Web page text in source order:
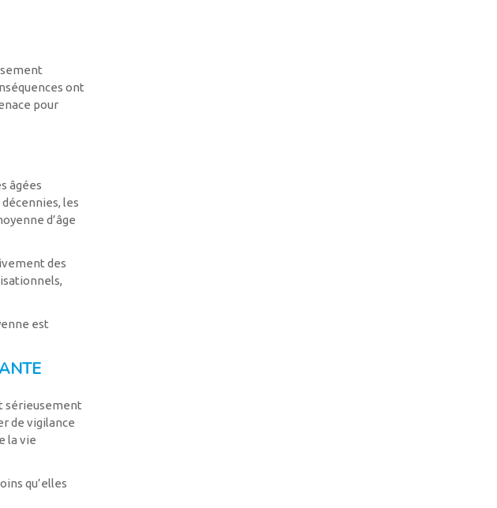
ont
pour
âgées
les
d’âge
des
est
sérieusement
de vigilance
la vie
qu’elles